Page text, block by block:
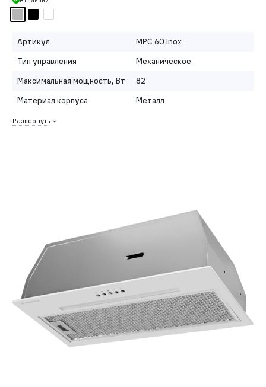
Артикул
MPC 60 Inox
Тип управления
Механическое
Максимальная мощность, Вт
82
Материал корпуса
Металл
Развернуть